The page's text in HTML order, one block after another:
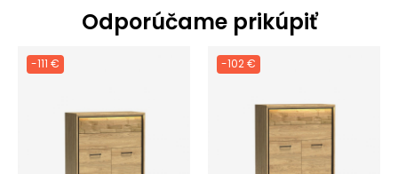
Odporúčame prikúpiť
-111 € -102 €